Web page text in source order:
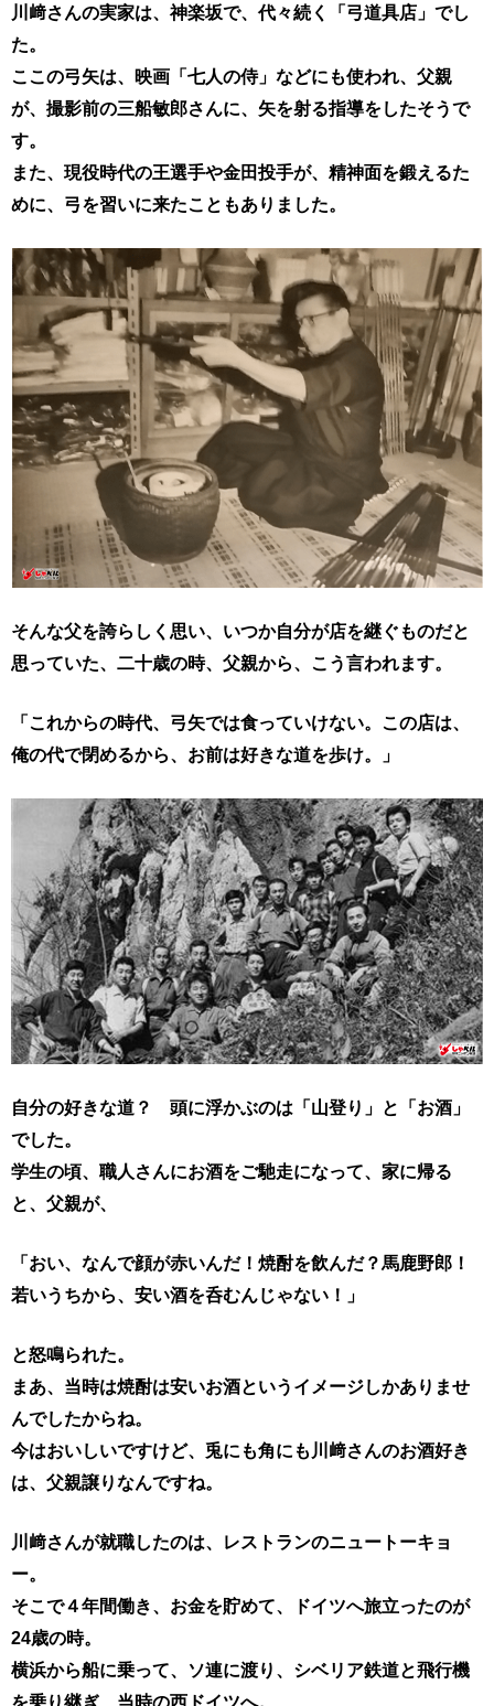
川﨑さんの実家は、神楽坂で、代々続く「弓道具店」でし
た。
ここの弓矢は、映画「七人の侍」などにも使われ、 父親
が、撮影前の三船敏郎さんに、矢を射る指導をしたそうで
す。
また、現役時代の王選手や金田投手が、精神面を鍛えるた
めに、 弓を習いに来たこともありました。
そんな父を誇らしく思い、いつか自分が店を継ぐものだと
思っていた、 二十歳の時、父親から、こう言われます。
「これからの時代、弓矢では食っていけない。 この店は、
俺の代で閉めるから、お前は好きな道を歩け。」
自分の好きな道？ 頭に浮かぶのは「山登り」と「お酒」
でした。
学生の頃、職人さんにお酒をご馳走になって、家に帰る
と、父親が、
「おい、なんで顔が赤いんだ！焼酎を飲んだ？馬鹿野郎！
若いうちから、安い酒を呑むんじゃない！」
と怒鳴られた。
まあ、当時は焼酎は安いお酒というイメージしかありませ
んでしたからね。
今はおいしいですけど、兎にも角にも川﨑さんのお酒好き
は、父親譲りなんですね。
川﨑さんが就職したのは、レストランのニュートーキョ
ー。
そこで４年間働き、お金を貯めて、ドイツへ旅立ったのが
24歳の時。
横浜から船に乗って、ソ連に渡り、シベリア鉄道と飛行機